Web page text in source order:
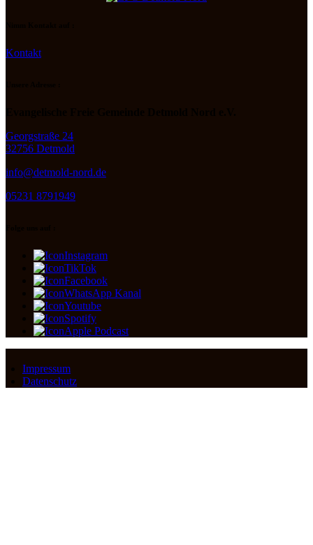
Kontakt
Georgstraße 24
32756 Detmold
info@detmold-nord.de
05231 8791949
Instagram
TikTok
Facebook
WhatsApp Kanal
Youtube
Spotify
Apple Podcast
Impressum
Datenschutz